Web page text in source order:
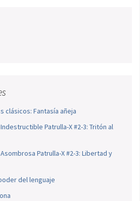
clásicos: Fantasía añeja
Patrulla-X #2-3: Tritón al
Patrulla-X #2-3: Libertad y
del lenguaje